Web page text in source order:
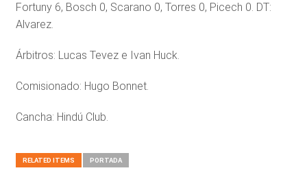
Fortuny 6, Bosch 0, Scarano 0, Torres 0, Picech 0. DT:
Alvarez.
Árbitros: Lucas Tevez e Ivan Huck.
Comisionado: Hugo Bonnet.
Cancha: Hindú Club.
RELATED ITEMS PORTADA